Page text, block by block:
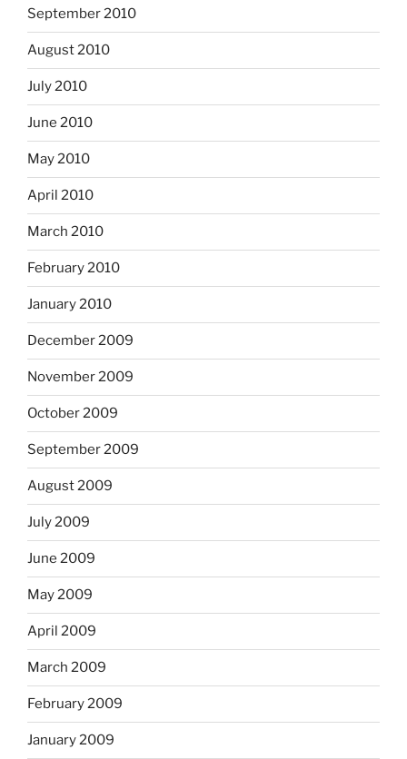
September 2010
August 2010
July 2010
June 2010
May 2010
April 2010
March 2010
February 2010
January 2010
December 2009
November 2009
October 2009
September 2009
August 2009
July 2009
June 2009
May 2009
April 2009
March 2009
February 2009
January 2009